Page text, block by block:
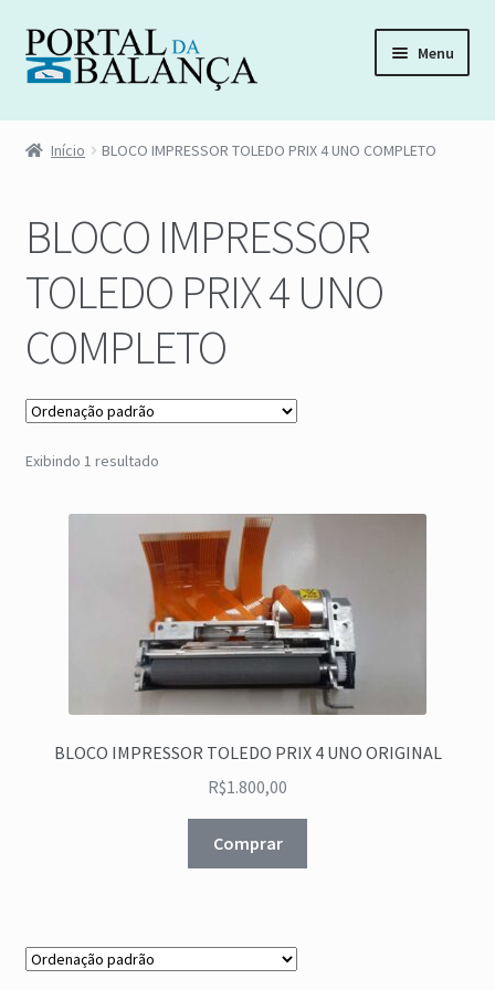
Pular
para
Pular
para
conteúdo
Menu
Início
Carrinho
Distribuidora de Peças
Esqueci minha senha
Fale Conosco
Finalizar compra
Lista de Desejos
Minha conta – Cadastro
Política de Privacidade
Início BLOCO IMPRESSOR TOLEDO PRIX 4 UNO COMPLETO
BLOCO IMPRESSOR
TOLEDO PRIX 4 UNO
COMPLETO
Exibindo 1 resultado
BLOCO IMPRESSOR TOLEDO PRIX 4 UNO ORIGINAL
R$1.800,00
Comprar